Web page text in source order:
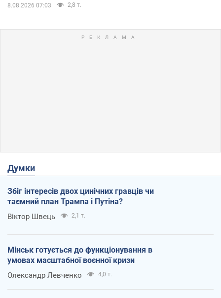
8.08.2026 07:03 2,8 т.
Думки
Збіг інтересів двох цинічних гравців чи
таємний план Трампа і Путіна?
Віктор Швець 2,1 т.
Мінськ готується до функціонування в
умовах масштабної воєнної кризи
Олександр Левченко 4,0 т.